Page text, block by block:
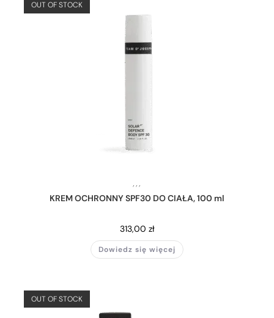
OUT OF STOCK
, , ,
KREM OCHRONNY SPF30 DO CIAŁA, 100 ml
313,00 zł
Dowiedz się więcej
OUT OF STOCK